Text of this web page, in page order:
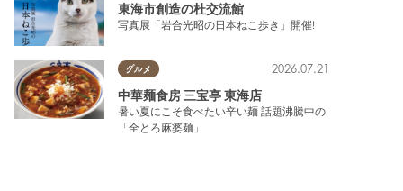
東海市創造の杜交流館
写真展「岩合光昭の日本ねこ歩き」開催!
グルメ 2026.07.21
中華麺食房 三宝亭 東海店
暑い夏にこそ食べたい辛い麺 話題沸騰中の
「全とろ麻婆麺」